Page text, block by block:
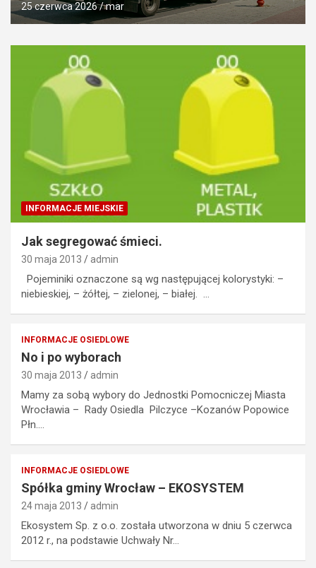
25 czerwca 2026 mar
INFORMACJE MIEJSKIE
Jak segregować śmieci.
30 maja 2013 admin
Pojeminiki oznaczone są wg następującej kolorystyki: –
niebieskiej, – żółtej, – zielonej, – białej. …
INFORMACJE OSIEDLOWE
No i po wyborach
30 maja 2013 admin
Mamy za sobą wybory do Jednostki Pomocniczej Miasta
Wrocławia – Rady Osiedla Pilczyce –Kozanów Popowice
Płn.…
INFORMACJE OSIEDLOWE
Spółka gminy Wrocław – EKOSYSTEM
24 maja 2013 admin
Ekosystem Sp. z o.o. została utworzona w dniu 5 czerwca
2012 r., na podstawie Uchwały Nr…